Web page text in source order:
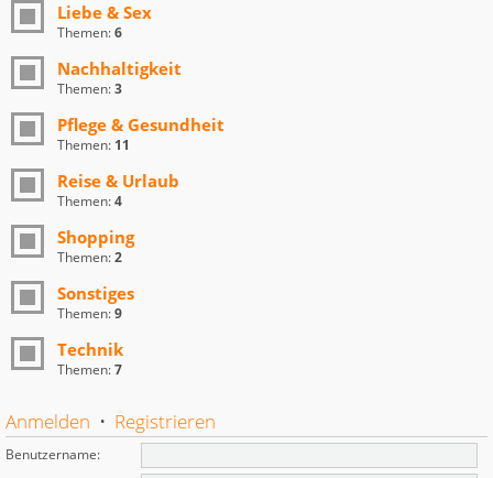
Liebe & Sex
Themen:6
Nachhaltigkeit
Themen:3
Pflege & Gesundheit
Themen: 11
Reise & Urlaub
Themen:4
Shopping
Themen:2
Sonstiges
Themen:9
Technik
Themen:7
Anmelden • Registrieren
Benutzername: